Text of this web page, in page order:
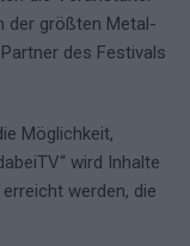
vieles neu EXTRA
ESC 2026
der größten Metal-
des Festivals
Möglichkeit,
wird Inhalte
werden, die